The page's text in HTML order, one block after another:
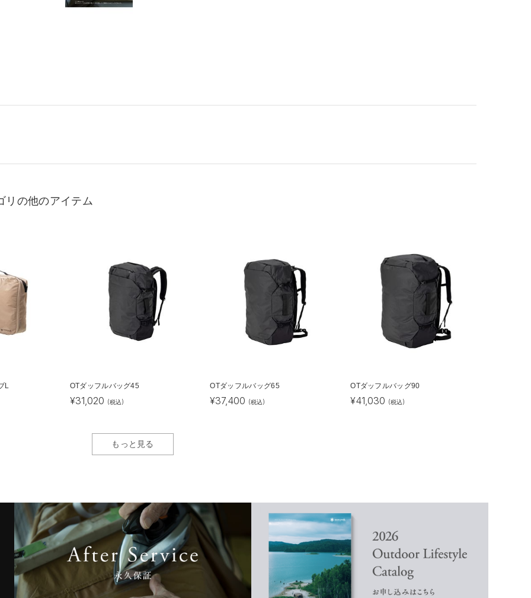
リの他のアイテム
L OTダッフルバッグ45
¥31,020 (税込)
OTダッフルバッグ65
¥37,400 (税込)
OTダッフルバッグ90
¥41,030 (税込)
もっと見る